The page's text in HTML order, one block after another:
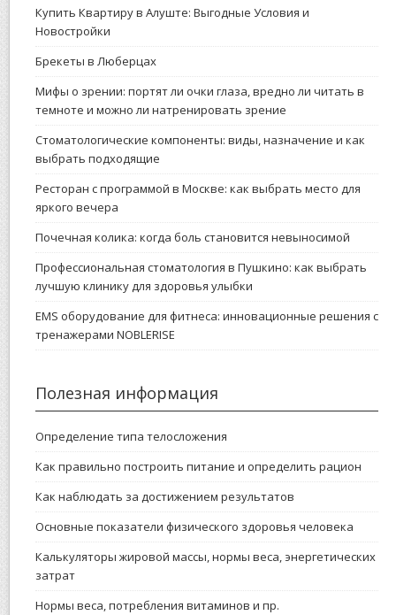
Купить Квартиру в Алуште: Выгодные Условия и
Новостройки
Брекеты в Люберцах
Мифы о зрении: портят ли очки глаза, вредно ли читать в
темноте и можно ли натренировать зрение
Стоматологические компоненты: виды, назначение и как
выбрать подходящие
Ресторан с программой в Москве: как выбрать место для
яркого вечера
Почечная колика: когда боль становится невыносимой
Профессиональная стоматология в Пушкино: как выбрать
лучшую клинику для здоровья улыбки
EMS оборудование для фитнеса: инновационные решения с
тренажерами NOBLERISE
Полезная информация
Определение типа телосложения
Как правильно построить питание и определить рацион
Как наблюдать за достижением результатов
Основные показатели физического здоровья человека
Калькуляторы жировой массы, нормы веса, энергетических
затрат
Нормы веса, потребления витаминов и пр.